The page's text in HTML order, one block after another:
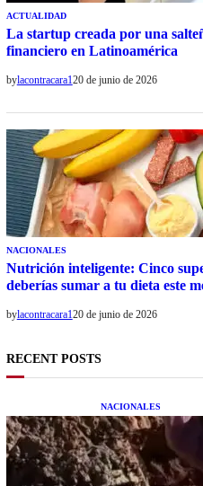
ACTUALIDAD
La startup creada por una
financiero en Latinoamérica
bylacontracara120 de junio de 2026
NACIONALES
Nutrición inteligente: Cinco
deberías sumar a tu dieta este
bylacontracara120 de junio de 2026
RECENT POSTS
NACIONALES
Una mujer
extraterrestre